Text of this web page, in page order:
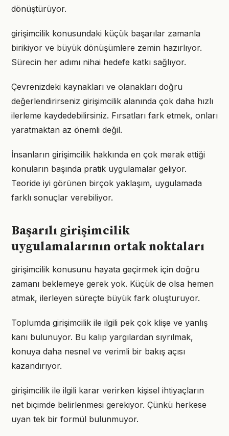
dönüştürüyor.
girişimcilik konusundaki küçük başarılar zamanla
birikiyor ve büyük dönüşümlere zemin hazırlıyor.
Sürecin her adımı nihai hedefe katkı sağlıyor.
Çevrenizdeki kaynakları ve olanakları doğru
değerlendirirseniz girişimcilik alanında çok daha hızlı
ilerleme kaydedebilirsiniz. Fırsatları fark etmek, onları
yaratmaktan az önemli değil.
İnsanların girişimcilik hakkında en çok merak ettiği
konuların başında pratik uygulamalar geliyor.
Teoride iyi görünen birçok yaklaşım, uygulamada
farklı sonuçlar verebiliyor.
Başarılı girişimcilik
uygulamalarının ortak noktaları
girişimcilik konusunu hayata geçirmek için doğru
zamanı beklemeye gerek yok. Küçük de olsa hemen
atmak, ilerleyen süreçte büyük fark oluşturuyor.
Toplumda girişimcilik ile ilgili pek çok klişe ve yanlış
kanı bulunuyor. Bu kalıp yargılardan sıyrılmak,
konuya daha nesnel ve verimli bir bakış açısı
kazandırıyor.
girişimcilik ile ilgili karar verirken kişisel ihtiyaçların
net biçimde belirlenmesi gerekiyor. Çünkü herkese
uyan tek bir formül bulunmuyor.